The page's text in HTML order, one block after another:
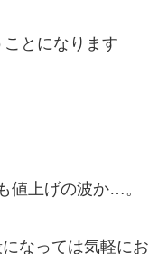
とになります
値上げの波か…。
なっては気軽にお